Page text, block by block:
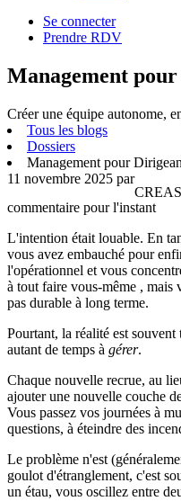
Se connecter
Prendre RDV
Management
Créer une équipe autonome,
Tous les blogs
Dossiers
Management pour
11 novembre 2025 par
commentaire pour l'instant
L'intention était louable. En
vous avez embauché pour
l'opérationnel et vous
à tout faire vous-même , mais
pas durable à long terme.
Pourtant, la réalité est
autant de temps à gérer.
Chaque nouvelle recrue, au
ajouter une nouvelle couche
Vous passez vos journées à
questions, à éteindre des
Le problème n'est
goulot d'étranglement, c'est
un étau, vous oscillez entre